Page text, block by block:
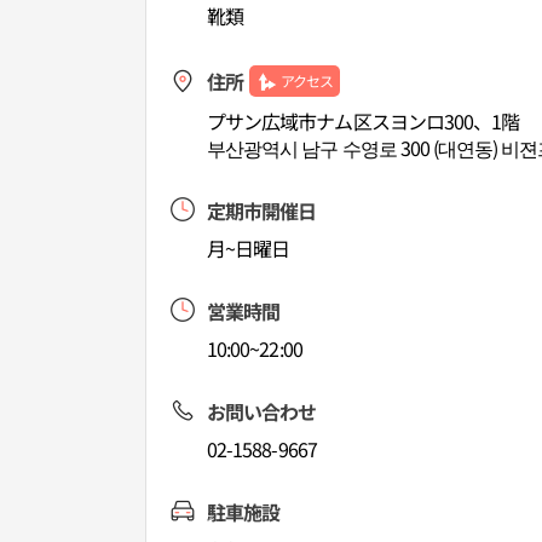
靴類
住所 アクセス
プサン広域市ナム区スヨンロ300、1階
부산광역시 남구 수영로 300 (대연동) 비
定期市開催日
月~日曜日
営業時間
10:00~22:00
お問い合わせ
02-1588-9667
駐車施設